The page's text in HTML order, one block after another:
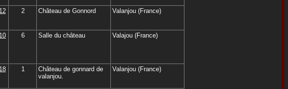
2 Château de Gonnord Valanjou (France)
6 Salle du château Valajou (France)
1
Château de gonnard de
valanjou.
Valanjou (France)